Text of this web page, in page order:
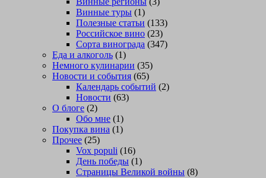
Винные туры (1)
Полезные статьи (133)
Российское вино (23)
Сорта винограда (347)
Еда и алкоголь (1)
Немного кулинарии (35)
Новости и события (65)
Календарь событий (2)
Новости (63)
О блоге (2)
Обо мне (1)
Покупка вина (1)
Прочее (25)
Vox populi (16)
День победы (1)
Страницы Великой войны (8)